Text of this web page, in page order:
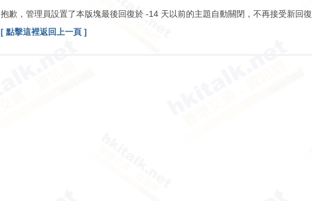
抱歉，管理員設置了本版塊最後回復於 -14 天以前的主題自動關閉，不再接受新回復
[ 點擊這裡返回上一頁 ]